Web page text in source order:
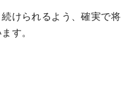
けられるよう、確実で将
す。